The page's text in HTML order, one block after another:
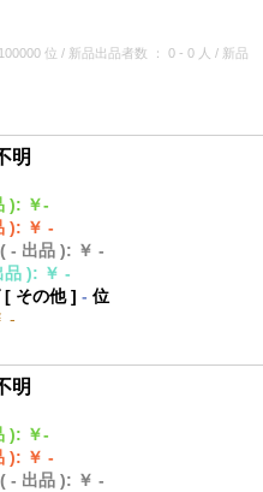
位 / 新品出品者数 ： 0 - 0 人 / 新品
明
): ￥-
): ￥ -
( - 出品 ): ￥ -
品 ): ￥ -
[ その他]- 位
-
明
): ￥-
): ￥ -
( - 出品 ): ￥ -